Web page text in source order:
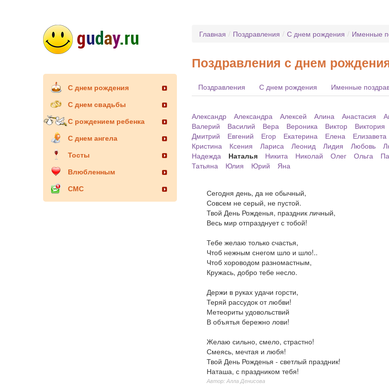
С днем рождения
С днем свадьбы
С рождением ребенка
С днем ангела
Тосты
Влюбленным
СМС
Главная / Поздравления / С днем рождения / Именные
Поздравления с днем
Поздравления С днем рождения Именные
Александр Александра Алексей Алина Анастасия
Валерий
Василий Вера Вероника Виктор Виктория
Дмитрий
Евгений Егор Екатерина Елена Елизавета
Кристина
Ксения Лариса Леонид Лидия Любовь
Надежда
Наталья Никита Николай Олег Ольга
Татьяна
Юлия Юрий Яна
Сегодня день, да не обычный,
Совсем не серый, не пустой.
Твой День Рожденья, праздник личный,
Весь мир отпразднует с тобой!
Тебе желаю только счастья,
Чтоб нежным снегом шло и шло!..
Чтоб хороводом разномастным,
Кружась, добро тебе несло.
Держи в руках удачи горсти,
Теряй рассудок от любви!
Метеориты удовольствий
В объятья бережно лови!
Желаю сильно, смело, страстно!
Смеясь, мечтая и любя!
Твой День Рожденья - светлый праздник!
Наташа, с праздником тебя!
Автор: Алла Денисова